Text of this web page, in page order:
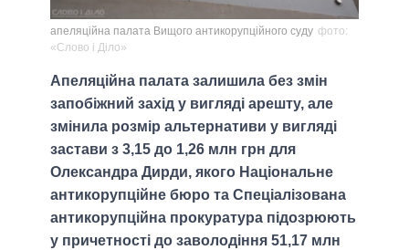
апеляційна палата Вищого антикорупційного суду фото:
«Слово і Діло»
Апеляційна палата залишила без змін
запобіжний захід у вигляді арешту, але
змінила розмір альтернативи у вигляді
застави з 3,15 до 1,26 млн грн для
Олександра Дирди, якого Національне
антикорупційне бюро та Спеціалізована
антикорупційна прокуратура підозрюють
у причетності до заволодіння 51,17 млн